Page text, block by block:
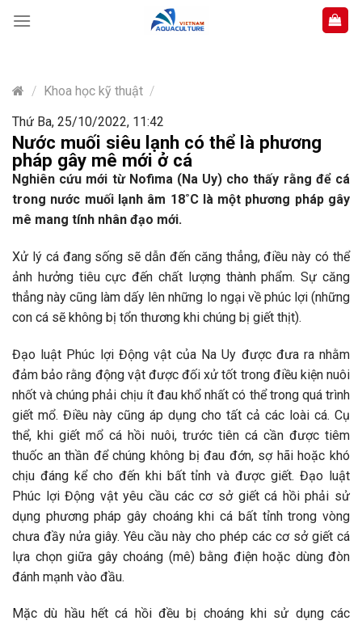
content
/ Khoa học kỹ thuật /
Thứ Ba, 25/10/2022, 11:42
Nước muối siêu lạnh có thể là phương
pháp gây mê mới ở cá
Nghiên cứu mới từ Nofima (Na Uy) cho thấy rằng để cá
trong nước muối lạnh âm 18˚C là một phương pháp gây
mê mang tính nhân đạo mới.
Xử lý cá đang sống sẽ dẫn đến căng thẳng, điều này có thể
ảnh hưởng tiêu cực đến chất lượng thành phẩm. Sự căng
thẳng này cũng làm dấy lên những lo ngại về phúc lợi (những
con cá sẽ không bị tổn thương khi chúng bị giết thịt).
Đạo luật Phúc lợi Động vật của Na Uy được đưa ra nhằm
đảm bảo rằng động vật được đối xử tốt trong điều kiện nuôi
nhốt và chúng phải chịu ít đau khổ nhất có thể trong quá trình
giết mổ. Điều này cũng áp dụng cho tất cả các loài cá. Cụ
thể, khi giết mổ cá hồi nuôi, trước tiên cá cần được tiêm
thuốc an thần để chúng không bị đau đớn, sợ hãi hoặc khó
chịu đáng kể cho đến khi bất tỉnh và được giết. Đạo luật
Phúc lợi Động vật yêu cầu các cơ sở giết cá hồi phải sử
dụng phương pháp gây choáng khi cá bất tỉnh trong vòng
chưa đầy nửa giây. Yêu cầu này cho phép các cơ sở giết cá
lựa chọn giữa gây choáng (mê) bằng điện hoặc dùng đòn
đánh mạnh vào đầu.
Mặc dù hầu hết cá hồi đều bị choáng khi sử dụng các